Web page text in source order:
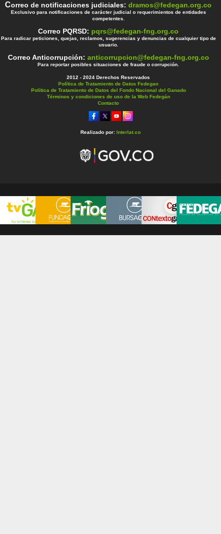
Correo de notificaciones judiciales:dramos@fedegan.org.co
Exclusivo para notificaciones de carácter judicial o requerimientos de entidades
competentes.
Correo PQRSD: pqrs@fedegan-fng.org.co
Para radicar peticiones, quejas, reclamos, sugerencias y denuncias de cualquier tipo de
usuario.
Correo Anticorrupción: anticorrupcion@fedegan-fng.org.co
Para reportar posibles situaciones de fraude o corrupción.
2012 - 2024 Derechos Reservados
Política de Tratamiento de Datos Fedegan
Política de Tratamiento de Datos del Fondo Nacional del Ganado
Términos y condiciones de uso de la Web Fedegán
Contacto
Realizado por: Interlat.co